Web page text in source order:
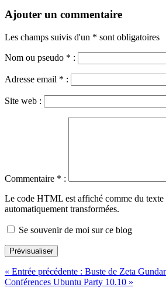
Ajouter un commentaire
Les champs suivis d'un * sont obligatoires
Nom ou pseudo * :
Adresse email * :
Site web :
Commentaire * :
Le code HTML est affiché comme du texte
automatiquement transformées.
Se souvenir de moi sur ce blog
Prévisualiser
« Entrée précédente : Buste de Zeta
Conférences Ubuntu Party 10.10 »